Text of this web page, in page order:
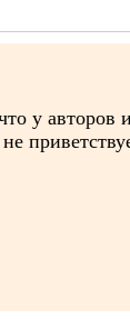
у авторов